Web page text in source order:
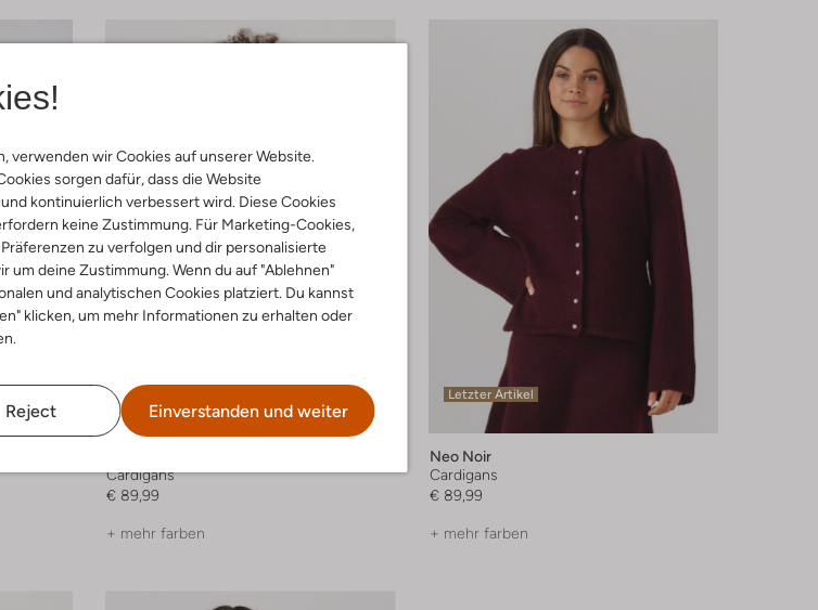
verwenden wir Cookies auf unserer Website.
sorgen dafür, dass die Website
kontinuierlich verbessert wird. Diese Cookies
keine Zustimmung. Für Marketing-Cookies,
zu verfolgen und dir personalisierte
um deine Zustimmung. Wenn du auf "Ablehnen"
und analytischen Cookies platziert. Du kannst
klicken, um mehr Informationen zu erhalten oder
Reject Einverstanden und weiter
Letzte Größen
Cardigans
€ 89,99
+ mehr farben
Letzter Artikel
Neo Noir
Cardigans
€ 89,99
+ mehr farben